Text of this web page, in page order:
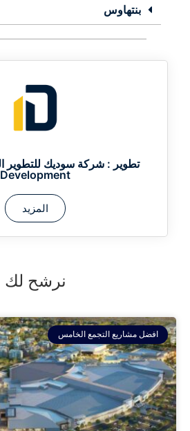
بنتهاوس
تطوير :
Development
المزيد
نرشح لك
افضل مشاريع التجمع الخامس